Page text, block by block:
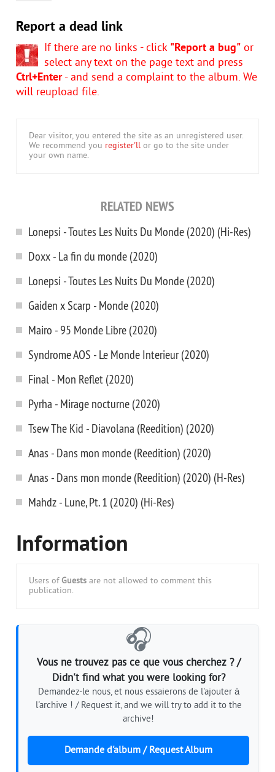
Report a dead link
If there are no links - click "Report a bug" or
select any text on the page text and press
Ctrl+Enter- and send a complaint to the album. We
will reupload file.
Dear visitor, you entered the site as an unregistered user.
We recommend you register'll or go to the site under
your own name.
RELATED NEWS
Lonepsi - Toutes Les Nuits Du Monde (2020) (Hi-Res)
Doxx - La fin du monde (2020)
Lonepsi - Toutes Les Nuits Du Monde (2020)
Gaiden x Scarp - Monde (2020)
Mairo - 95 Monde Libre (2020)
Syndrome AOS - Le Monde Interieur (2020)
Final - Mon Reflet (2020)
Pyrha - Mirage nocturne (2020)
Tsew The Kid - Diavolana (Reedition) (2020)
Anas - Dans mon monde (Reedition) (2020)
Anas - Dans mon monde (Reedition) (2020) (H-Res)
Mahdz - Lune, Pt. 1 (2020) (Hi-Res)
Information
Users of Guests are not allowed to comment this
publication.
🎧
Vous ne trouvez pas ce que vous cherchez ? /
Didn't find what you were looking for?
Demandez-le nous, et nous essaierons de l'ajouter à
l'archive ! / Request it, and we will try to add it to the
archive!
Demande d'album / Request Album